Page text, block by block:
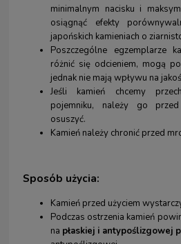
minimalnym nacisku i
osiągnąć efekty
japońskich kamieniach o
Poszczególne egzemplarze
różnić się odcieniem, mogą
jednak nie mają wpływu na
Jeśli kamień chcemy
pojemniku, należy go przed
osuszyć.
Kamień należy chronić przed
Sposób użycia:
Kamień przed użyciem
Podczas ostrzenia kamień
na płaskiej i antypoślizgowej